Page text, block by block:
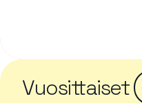
Vuosittaiset